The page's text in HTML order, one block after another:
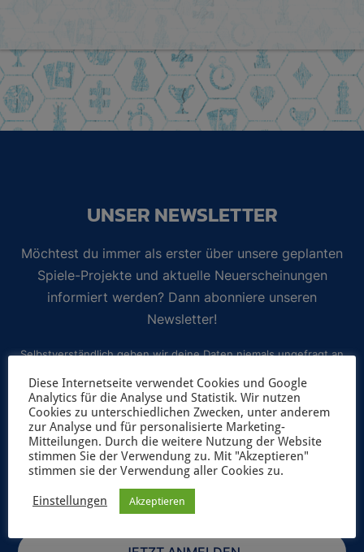
UNSER NEWSLETTER
Möchtest du immer als erster über unsere geplanten
Spiele-Projekte und aktuelle Neuerscheinungen
informiert werden? Dann abonniere unseren
Newsletter!
Selbstverständlich geben wir deine Daten niemals ungefragt an
Dritte weiter. Weitere Informationen zum Newsletterversand
findest du in unsererDatenschutzerklärung.
Diese Internetseite verwendet Cookies und Google
Analytics für die Analyse und Statistik. Wir nutzen
Cookies zu unterschiedlichen Zwecken, unter anderem
zur Analyse und für personalisierte Marketing-
Mitteilungen. Durch die weitere Nutzung der Website
stimmen Sie der Verwendung zu. Mit "Akzeptieren"
stimmen sie der Verwendung aller Cookies zu.
Einstellungen Akzeptieren